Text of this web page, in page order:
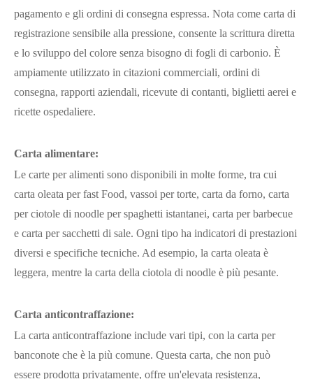
pagamento e gli ordini di consegna espressa. Nota come carta di
registrazione sensibile alla pressione, consente la scrittura diretta
e lo sviluppo del colore senza bisogno di fogli di carbonio. È
ampiamente utilizzato in citazioni commerciali, ordini di
consegna, rapporti aziendali, ricevute di contanti, biglietti aerei e
ricette ospedaliere.
Carta alimentare:
Le carte per alimenti sono disponibili in molte forme, tra cui
carta oleata per fast Food, vassoi per torte, carta da forno, carta
per ciotole di noodle per spaghetti istantanei, carta per barbecue
e carta per sacchetti di sale. Ogni tipo ha indicatori di prestazioni
diversi e specifiche tecniche. Ad esempio, la carta oleata è
leggera, mentre la carta della ciotola di noodle è più pesante.
Carta anticontraffazione:
La carta anticontraffazione include vari tipi, con la carta per
banconote che è la più comune. Questa carta, che non può
essere prodotta privatamente, offre un'elevata resistenza,